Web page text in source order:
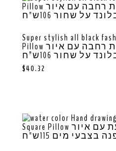
Super stylish all black
Pillow כרית נוי מלבנית רחבה עם איור
על שחור 106ש”ח
$40.32